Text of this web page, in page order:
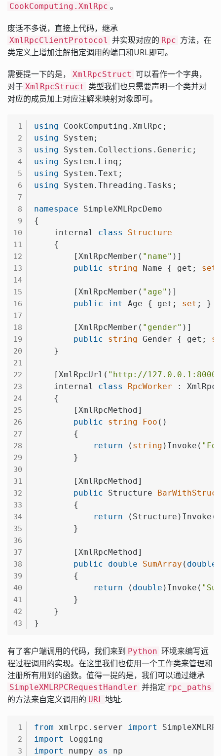
CookComputing.XmlRpc 。
废话不多说，直接上代码，继承
XmlRpcClientProtocol 并实现对应的 Rpc 方法，在
类定义上增加注解指定调用的端口和URL即可。
需要提一下的是，
XmlRpcStruct 可以看作一个字典，
对于 XmlRpcStruct 类型我们也只需要声明一个类并对
对应的成员加上对应注解来映射对象即可。
1
2
3
4
5
6
7
8
9
10
11
12
13
14
15
16
17
18
19
20
21
22
23
24
25
26
27
28
29
30
31
32
33
34
35
36
37
38
39
40
41
42
43
using
using
using
using
using
using System.Threading.Tasks;
namespace SimpleXMLRpcDemo
{
    internal
class
Structure
    {
        [XmlRpcMember(
"name" )]
public
string Name { get; set
        [XmlRpcMember(
"age" )]
public
int Age { get; set ; }
        [XmlRpcMember(
"gender" )]
public
string Gender { get;
    }
    [XmlRpcUrl(
"http://
    internal
class RpcWorker :
    {
        [XmlRpcMethod]
public
string Foo ()
{
return ( string )Invoke(
        }
        [XmlRpcMethod]
public Structure
{
return (Structure)Invoke(
        }
        [XmlRpcMethod]
public
double SumArray ( double
{
return ( double )Invoke(
        }
    }
有了客户端调用的代码，我们来到 Python 环境来编写远
程过程调用的实现。在这里我们也使用一个工作类来管理和
注册所有用到的函数。值得一提的是，我们可以通过继承
SimpleXMLRPCRequestHandler 并指定 rpc_paths
的方法来自定义调用的 URL 地址.
1
2
3
from xmlrpc.server import
import
import
numpy as np